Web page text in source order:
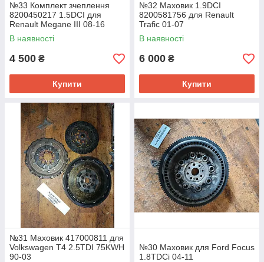
№33 Комплект зчеплення
8200450217 1.5DCI для
Renault Megane III 08-16
В наявності
4 500 ₴
Купити
№32 Маховик 1.9DCI
8200581756 для Renault
Trafic 01-07
В наявності
6 000 ₴
Купити
№31 Маховик 417000811 для
Volkswagen T4 2.5TDI 75KWH
90-03
№30 Маховик для Ford Focus
1.8TDCi 04-11